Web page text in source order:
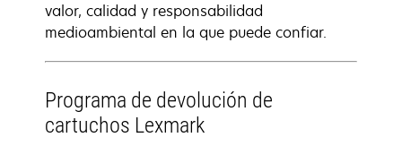
valor, calidad y responsabilidad
medioambiental en la que puede confiar.
Programa de devolución de
cartuchos Lexmark